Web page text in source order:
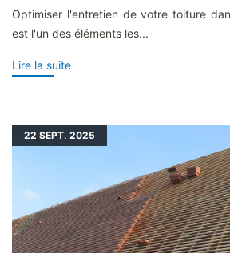
Optimiser l'entretien de votre toiture
est l'un des éléments les...
Lire la suite
22 SEPT. 2025